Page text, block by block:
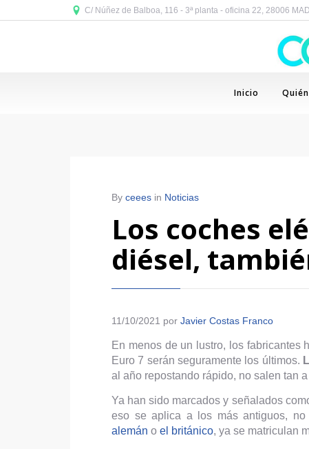
C/ Núñez de Balboa, 116 - 3ª planta - oficina 22, 28006
Inicio
By ceees in Noticias
Los coches
diésel,
11/10/2021 por Javier Costas Franco
En menos de un lustro, los fabricantes
Euro 7 serán seguramente los últimos.
al año repostando rápido, no salen tan
Ya han sido marcados y señalados
eso se aplica a los más antiguos,
alemán o el británico, ya se matriculan